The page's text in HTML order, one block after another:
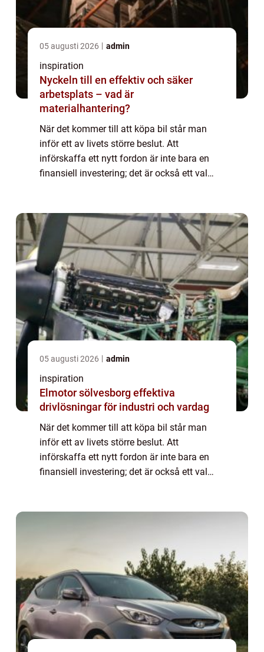
05 augusti 2026 admin
inspiration
Nyckeln till en effektiv och säker
arbetsplats – vad är
materialhantering?
När det kommer till att köpa bil står man
inför ett av livets större beslut. Att
införskaffa ett nytt fordon är inte bara en
finansiell investering; det är också ett val
05 augusti 2026 admin
inspiration
Elmotor sölvesborg effektiva
drivlösningar för industri och vardag
När det kommer till att köpa bil står man
inför ett av livets större beslut. Att
införskaffa ett nytt fordon är inte bara en
finansiell investering; det är också ett val